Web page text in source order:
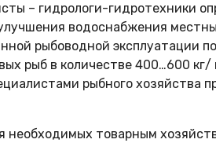
– гидрологи-гидротехники
водоснабжения
рыбоводной эксплуатации
рыб в количестве 400…600
рыбного хозяйства
необходимых товарным